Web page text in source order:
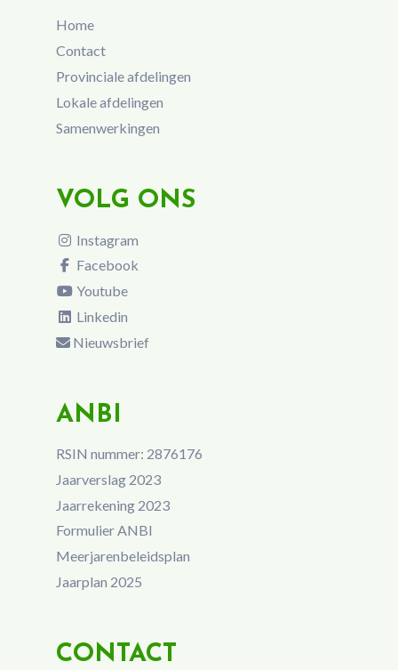
Home
Contact
Provinciale afdelingen
Lokale afdelingen
Samenwerkingen
VOLG ONS
Instagram
Facebook
Youtube
Linkedin
Nieuwsbrief
ANBI
RSIN nummer: 2876176
Jaarverslag 2023
Jaarrekening 2023
Formulier ANBI
Meerjarenbeleidsplan
Jaarplan 2025
CONTACT